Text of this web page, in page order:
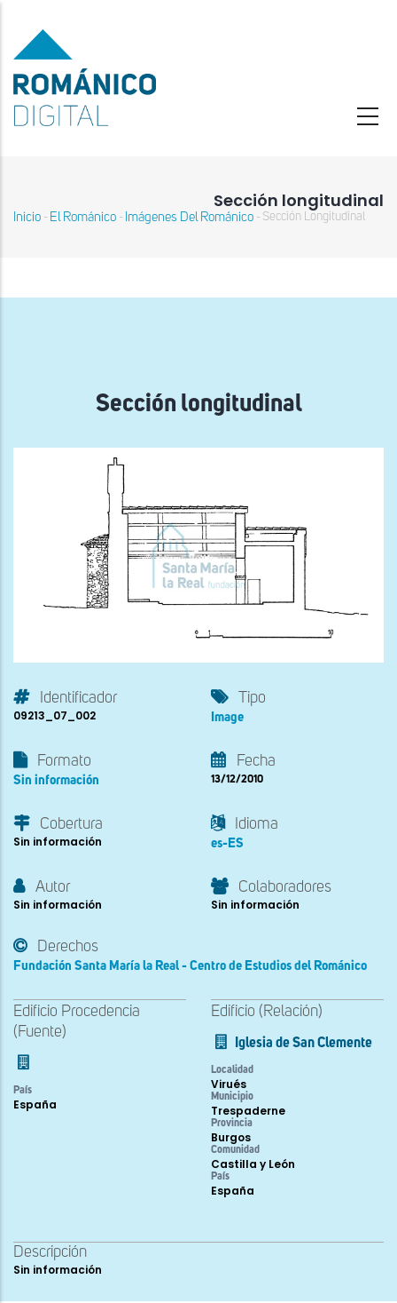
contenido
principal
Sección longitudinal
Sobrescribir
navegación
Inicio - El Románico - Imágenes Del Románico - Sección Longitudinal
Sección longitudinal
Identificador
09213_07_002
Tipo
Image
Formato
Sin información
Fecha
13/12/2010
Cobertura
Sin información
Idioma
es-ES
Autor
Sin información
Colaboradores
Sin información
Derechos
Fundación Santa María la Real - Centro de Estudios del Románico
Edificio Procedencia
(Fuente)
País
España
Edificio (Relación)
Iglesia de San Clemente
Localidad
Virués
Municipio
Trespaderne
Provincia
Burgos
Comunidad
Castilla y León
País
España
Descripción
Sin información